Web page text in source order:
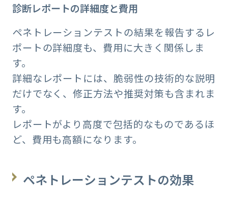
診断レポートの詳細度と費用
ペネトレーションテストの結果を報告するレ
ポートの詳細度も、費用に大きく関係しま
す。
詳細なレポートには、脆弱性の技術的な説明
だけでなく、修正方法や推奨対策も含まれま
す。
レポートがより高度で包括的なものであるほ
ど、費用も高額になります。
ペネトレーションテストの効果